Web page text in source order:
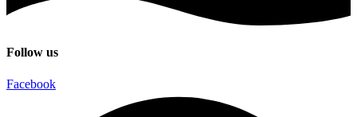
Follow us
Facebook